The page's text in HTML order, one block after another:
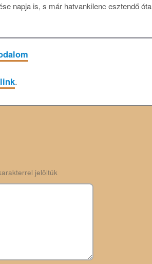
napja is, s már hatvankilenc esztendő óta
.
jelöltük